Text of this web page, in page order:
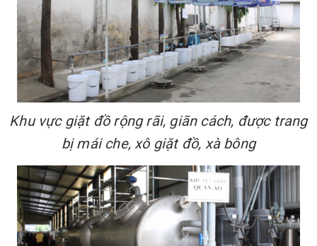
Khu vực giặt đồ rộng rãi, giãn cách, được trang
bị mái che, xô giặt đồ, xà bông